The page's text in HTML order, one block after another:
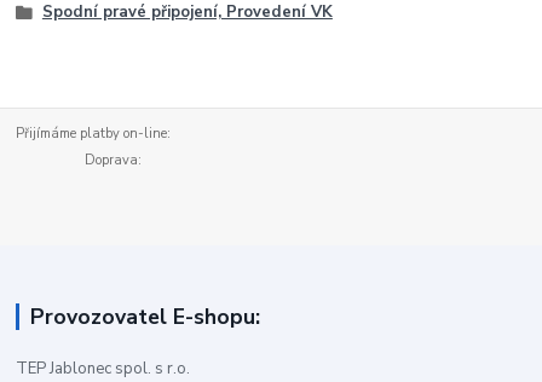
Spodní pravé připojení, Provedení VK
Přijímáme platby on-line:
Doprava:
Provozovatel E-shopu:
TEP Jablonec spol. s r.o.